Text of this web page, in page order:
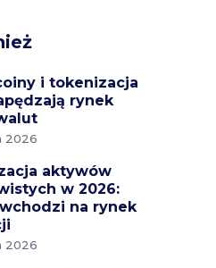
i tokenizacja
rynek
2026
aktywów
w 2026:
na rynek
2026